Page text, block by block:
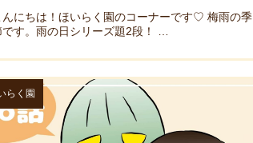
んにちは！ほいらく園のコーナーです♡ 梅雨の季
です。雨の日シリーズ題2段！ …
らく園